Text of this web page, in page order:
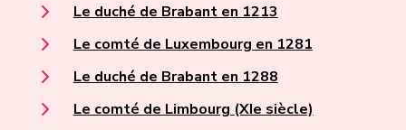
Le duché de Brabant en 1213
Le comté de Luxembourg en 1281
Le duché de Brabant en 1288
Le comté de Limbourg (XIe siècle)